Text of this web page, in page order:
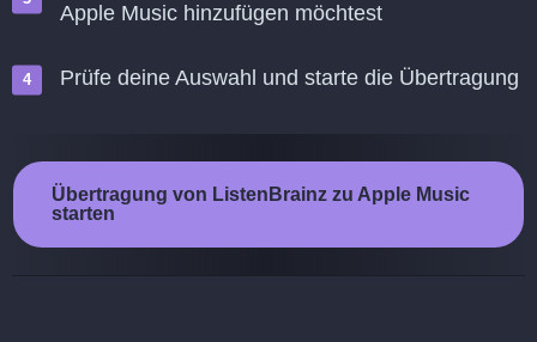
Apple Music hinzufügen möchtest
Prüfe deine Auswahl und starte die Übertragung
Übertragung von ListenBrainz zu Apple Music
starten